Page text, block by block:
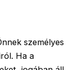
személyes
Ha a